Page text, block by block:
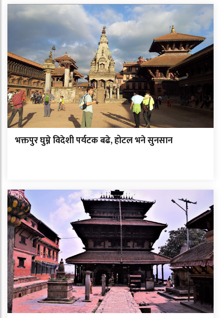
भक्तपुर घुम्ने विदेशी पर्यटक बढे, होटल भने सुनसान